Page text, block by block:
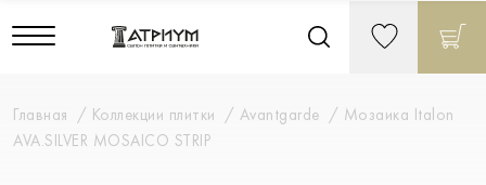
Главная Коллекции плитки Avantgarde
Мозаика Italon
AVA.SILVER MOSAICO STRIP